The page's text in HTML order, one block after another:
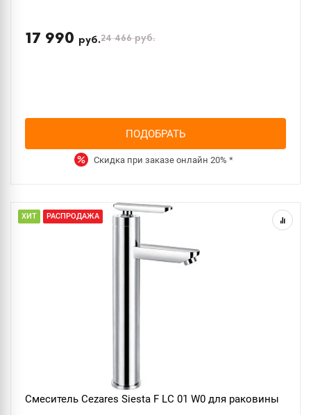
17 990 руб.24 466руб.
ПОДОБРАТЬ
Скидка при заказе онлайн 20% *
ХИТ РАСПРОДАЖА
Смеситель Cezares Siesta F LC 01 W0 для раковины